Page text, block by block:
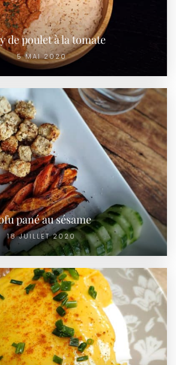
de poulet à la tomate
5 MAI 2020
pané au sésame
18 JUILLET 2020